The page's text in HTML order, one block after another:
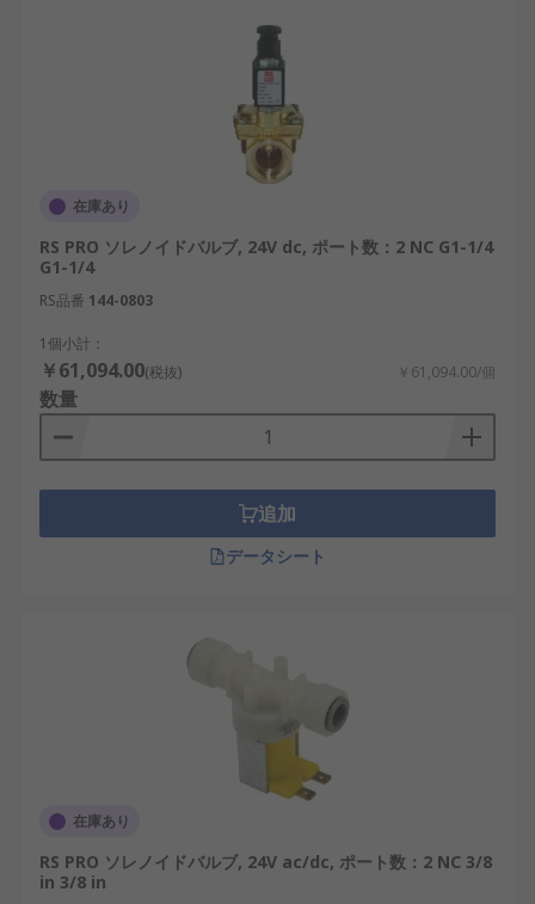
在庫あり
RS PRO ソレノイドバルブ, 24V dc, ポート数：2 NC G1-1/4
G1-1/4
RS品番 144-0803
1個小計：
￥61,094.00(税抜) ￥61,094.00/個
数量
追加
データシート
在庫あり
RS PRO ソレノイドバルブ, 24V ac/dc, ポート数：2 NC 3/8
in 3/8 in